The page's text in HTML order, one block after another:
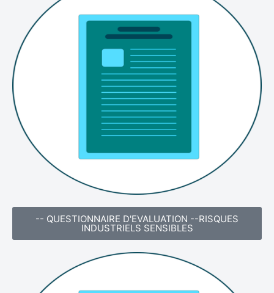
-- QUESTIONNAIRE D'EVALUATION --RISQUES
INDUSTRIELS SENSIBLES